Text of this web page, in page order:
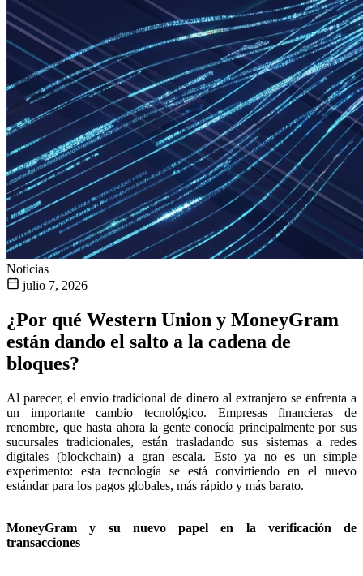
Noticias
julio 7, 2026
¿Por qué Western Union y MoneyGram
están dando el salto a la cadena de
bloques?
Al parecer, el envío tradicional de dinero al extranjero se enfrenta a
un importante cambio tecnológico. Empresas financieras de
renombre, que hasta ahora la gente conocía principalmente por sus
sucursales tradicionales, están trasladando sus sistemas a redes
digitales (blockchain) a gran escala. Esto ya no es un simple
experimento: esta tecnología se está convirtiendo en el nuevo
estándar para los pagos globales, más rápido y más barato.
MoneyGram y su nuevo papel en la verificación de
transacciones